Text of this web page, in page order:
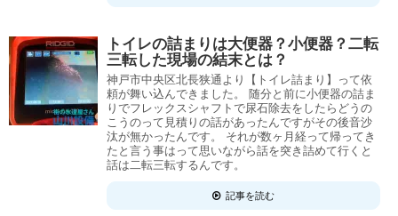
トイレの詰まりは大便器？小便器？二転
三転した現場の結末とは？
神戸市中央区北長狭通より【トイレ詰まり】って依
頼が舞い込んできました。 随分と前に小便器の詰ま
りでフレックスシャフトで尿石除去をしたらどうの
こうのって見積りの話があったんですがその後音沙
汰が無かったんです。 それが数ヶ月経って帰ってき
たと言う事はって思いながら話を突き詰めて行くと
話は二転三転するんです。
記事を読む